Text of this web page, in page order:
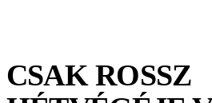
CSAK ROSSZ